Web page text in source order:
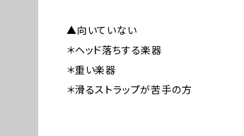
▲向いていない
＊ヘッド落ちする楽器
＊重い楽器
＊滑るストラップが苦手の方